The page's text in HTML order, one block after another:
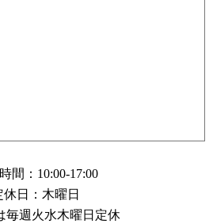
間：10:00-17:00
休日：木曜日
毎週火水木曜日定休